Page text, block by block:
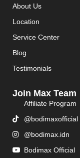
About Us
Location
Service Center
Blog
Testimonials
Join Max Team
Affiliate Program
@bodimaxofficial
@bodimax.idn
Bodimax Official